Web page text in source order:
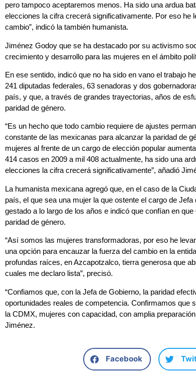
pero tampoco aceptaremos menos. Ha sido una ardua
elecciones la cifra crecerá significativamente. Por eso he
cambio”, indicó la también humanista.
Jiménez Godoy que se ha destacado por su activismo
crecimiento y desarrollo para las mujeres en el ámbito
En ese sentido, indicó que no ha sido en vano el trabajo
241 diputadas federales, 63 senadoras y dos
país, y que, a través de grandes trayectorias, años de
paridad de género.
“Es un hecho que todo cambio requiere de ajustes
constante de las mexicanas para alcanzar la paridad de
mujeres al frente de un cargo de elección popular
414 casos en 2009 a mil 408 actualmente, ha sido una
elecciones la cifra crecerá significativamente”, añadió
La humanista mexicana agregó que, en el caso de la
país, el que sea una mujer la que ostente el cargo de
gestado a lo largo de los años e indicó que confían en
paridad de género.
“Así somos las mujeres transformadoras, por eso he
una opción para encauzar la fuerza del cambio en la
profundas raíces, en Azcapotzalco, tierra generosa que
cuales me declaro lista”, precisó.
“Confiamos que, con la Jefa de Gobierno, la paridad
oportunidades reales de competencia. Confirmamos que
la CDMX, mujeres con capacidad, con amplia
Jiménez.
Facebook